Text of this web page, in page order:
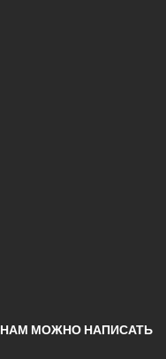
НАМ МОЖНО НАПИСАТЬ